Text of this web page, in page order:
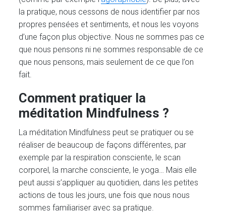
la pratique, nous cessons de nous identifier par nos
propres pensées et sentiments, et nous les voyons
d’une façon plus objective. Nous ne sommes pas ce
que nous pensons ni ne sommes responsable de ce
que nous pensons, mais seulement de ce que l’on
fait.
Comment pratiquer la
méditation Mindfulness ?
La méditation Mindfulness peut se pratiquer ou se
réaliser de beaucoup de façons différentes, par
exemple par la respiration consciente, le scan
corporel, la marche consciente, le yoga… Mais elle
peut aussi s’appliquer au quotidien, dans les petites
actions de tous les jours, une fois que nous nous
sommes familiariser avec sa pratique.